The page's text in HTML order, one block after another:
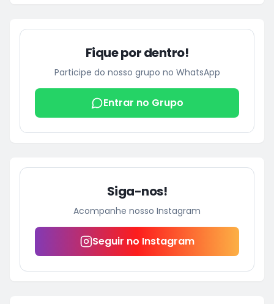
Fique por dentro!
Participe do nosso grupo no WhatsApp
Entrar no Grupo
Siga-nos!
Acompanhe nosso Instagram
Seguir no Instagram